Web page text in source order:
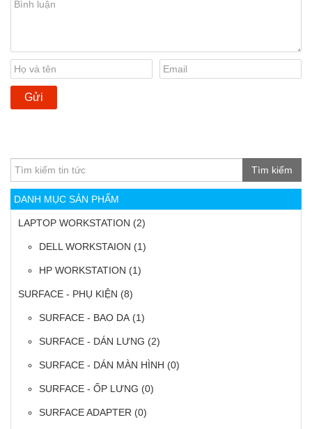
Tìm kiếm
DANH MỤC SẢN PHẨM
LAPTOP WORKSTATION (2)
DELL WORKSTAION (1)
HP WORKSTATION (1)
SURFACE - PHỤ KIỆN (8)
SURFACE - BAO DA (1)
SURFACE - DÁN LƯNG (2)
SURFACE - DÁN MÀN HÌNH (0)
SURFACE - ỐP LƯNG (0)
SURFACE ADAPTER (0)